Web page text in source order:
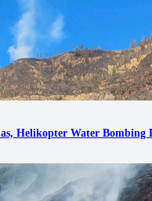
Helikopter Water Bombing